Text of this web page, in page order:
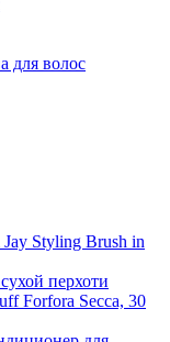
для волос
Styling Brush in
перхоти
Forfora Secca, 30